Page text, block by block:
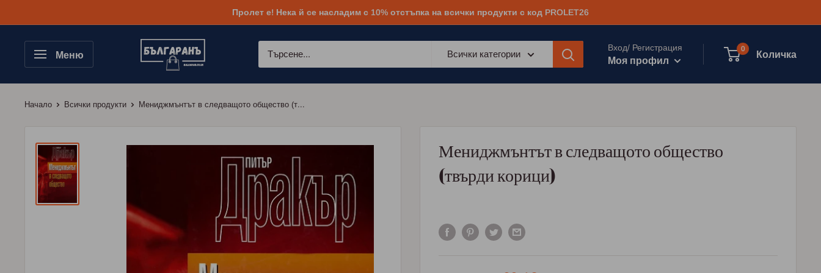
съдържанието
Пролет е! Нека й се насладим с 10% отстъпка на всички продукти с код PROLET26
Меню Всички категории
Вход/ Регистрация
Моя профил
0
Количка
Начало Всички продукти Мениджмънтът в следващото общество (т...
Мениджмънтът в следващото общество
(твърди корици)